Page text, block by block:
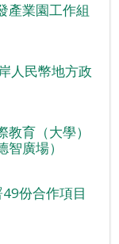
產業園工作組
人民幣地方政
育（大學）
廣場）
份合作項目